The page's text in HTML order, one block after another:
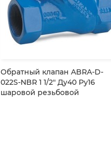
Обратный клапан ABRA-D-
022S-NBR 1 1/2″ Ду40 Ру16
шаровой резьбовой